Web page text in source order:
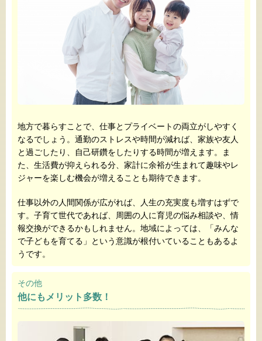
地方で暮らすことで、仕事とプライベートの両立がしやすく
なるでしょう。通勤のストレスや時間が減れば、家族や友人
と過ごしたり、自己研鑽をしたりする時間が増えます。ま
た、生活費が抑えられる分、家計に余裕が生まれて趣味やレ
ジャーを楽しむ機会が増えることも期待できます。
仕事以外の人間関係が広がれば、人生の充実度も増すはずで
す。子育て世代であれば、周囲の人に育児の悩み相談や、情
報交換ができるかもしれません。地域によっては、「みんな
で子どもを育てる」という意識が根付いていることもあるよ
うです。
その他
他にもメリット多数！